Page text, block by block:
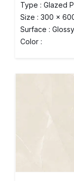
Type : Glazed
Size : 300 x
Surface : Glossy
Color :